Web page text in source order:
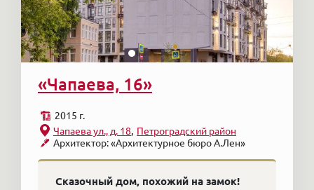
«Чапаева, 16»
2015 г.
Архитектор: «Архитектурное бюро А.Лен»
Чапаева ул., д. 18 Петроградский район
Сказочный дом, похожий на замок!